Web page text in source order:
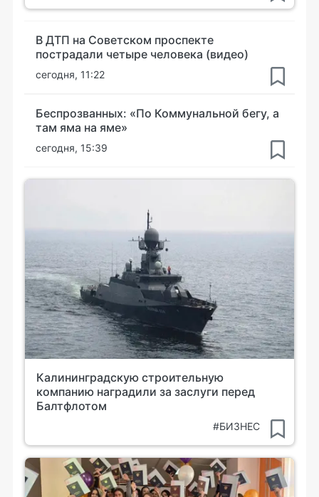
В ДТП на Советском проспекте
пострадали четыре человека (видео)
сегодня, 11:22
Беспрозванных: «По Коммунальной бегу, а
там яма на яме»
сегодня, 15:39
Калининградскую строительную
компанию наградили за заслуги перед
Балтфлотом
#БИЗНЕС